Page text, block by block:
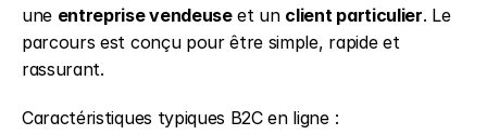
une entreprise vendeuse et un client particulier. Le
parcours est conçu pour être simple, rapide et
rassurant.
Caractéristiques typiques B2C en ligne :